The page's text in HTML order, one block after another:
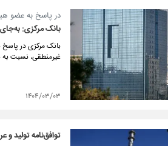
در پاسخ به عضو
بانک مرکزی: به‌جای غوغاسالاری ۲۰۰ میلیون دلار
بانک مرکزی در
غیرمنطقی، نسبت به بازپرداخت ۲۰۰ میلیون دلار دیون ارزی
۱۴۰۴/۰۳/۰۳
توافق‌نامه تولید